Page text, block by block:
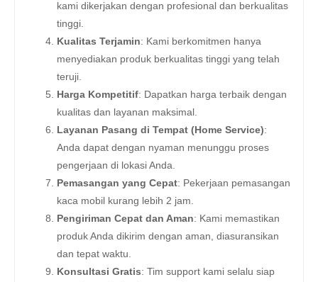
kami dikerjakan dengan profesional dan berkualitas
tinggi.
Kualitas Terjamin: Kami berkomitmen hanya
menyediakan produk berkualitas tinggi yang telah
teruji.
Harga Kompetitif: Dapatkan harga terbaik dengan
kualitas dan layanan maksimal.
Layanan Pasang di Tempat (Home Service):
Anda dapat dengan nyaman menunggu proses
pengerjaan di lokasi Anda.
Pemasangan yang Cepat: Pekerjaan pemasangan
kaca mobil kurang lebih 2 jam.
Pengiriman Cepat dan Aman: Kami memastikan
produk Anda dikirim dengan aman, diasuransikan
dan tepat waktu.
Konsultasi Gratis: Tim support kami selalu siap